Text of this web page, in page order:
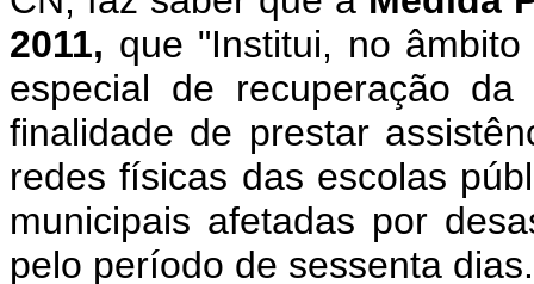
2011, que "Institui, no
especial de recuperação
finalidade de prestar
redes físicas das escolas
municipais afetadas por
pelo período de sessenta dias.